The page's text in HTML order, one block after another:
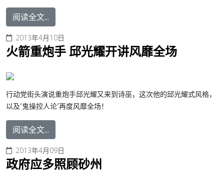
阅读全文...
2013年4月10日
火箭重炮手 邱光耀开讲风靡全场
行动党街头演说重炮手邱光耀又来到诗巫，这次他的邱光耀式风格，
以及“鬼操控人论”再度风靡全场！
阅读全文...
2013年4月09日
政府应多照顾砂州